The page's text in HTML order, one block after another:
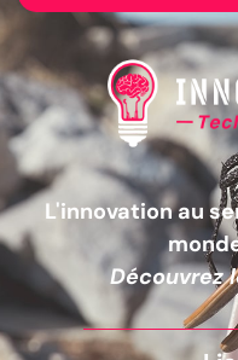
L'innovation au
Découvrez